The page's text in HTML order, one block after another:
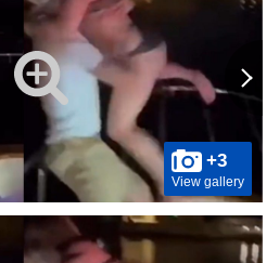
+3
View gallery